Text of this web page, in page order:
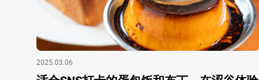
2025.03.06